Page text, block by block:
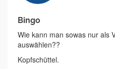
Bingo
Wie kann man sowas nur als
auswählen??
Kopfschüttel.